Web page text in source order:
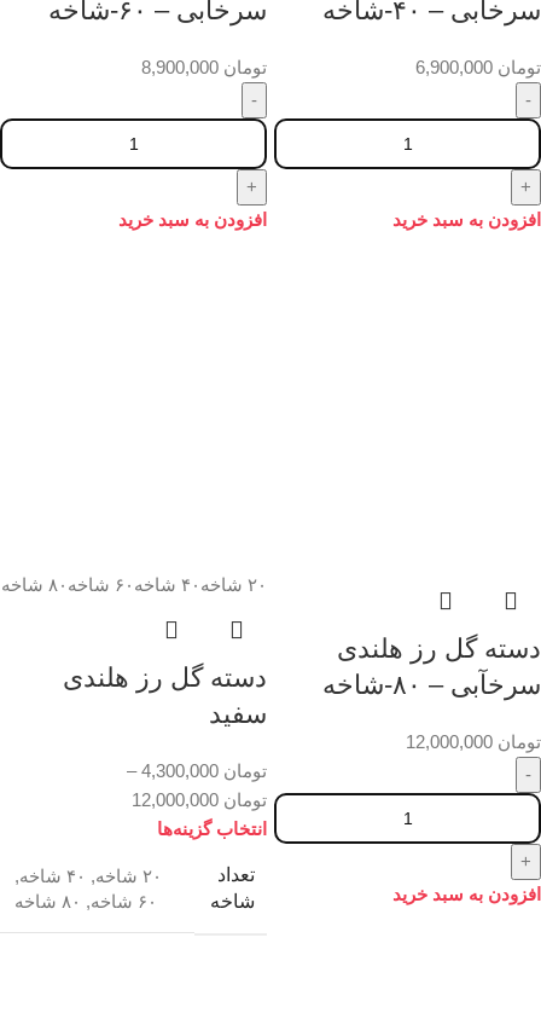
سرخآبی – ۴۰-شاخه
تومان
افزودن به سبد خرید
سرخآبی – ۶۰-شاخه
تومان
افزودن به سبد خرید
دسته گل رز هلندی
سرخآبی – ۸۰-شاخه
تومان
افزودن به سبد خرید
۲۰ شاخه ۴۰ شاخه ۶۰ شاخه ۸۰ شاخه
دسته گل رز هلندی
سفید
تومان
–
تومان
انتخاب گزینه‌ها
تعداد
شاخه
۲۰ شاخه , ۴۰ شاخه
,
۶۰ شاخه
, ۸۰ شاخه